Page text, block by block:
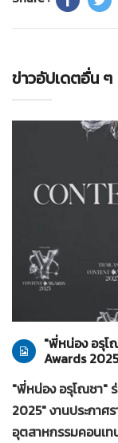
ข่าวอัปเดตอื่น ๆ
28-07-2569
"พี่หน่อง อรุโ
Awards
"พี่หน่อง อรุโณชา"
2025" งานประกาศ
อุตสาหกรรมคอนเท